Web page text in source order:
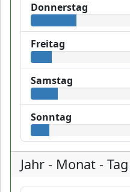
Donnerstag
Freitag
Samstag
Sonntag
Jahr - Monat - Tag